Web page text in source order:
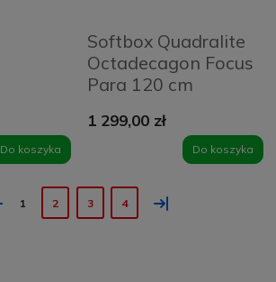
Do koszyka
Softbox Quadralite
Octadecagon Focus
Para 120 cm
1 299,00 zł
Do koszyka
1 2 3 4 »